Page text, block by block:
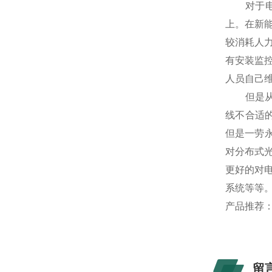
对于电
上。在新
较消耗人
有安装监
人员自己
但是从
线不合适
但是一劳
对分布式
更好的对
系统等等
产品推荐
留